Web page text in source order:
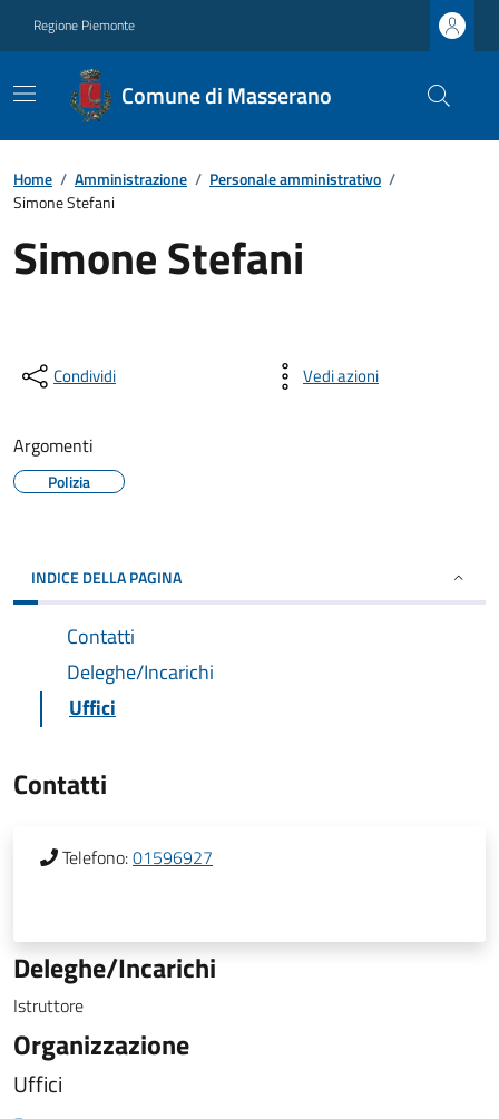
Regione Piemonte
Comune di Masserano
Home / Amministrazione / Personale amministrativo /
Simone Stefani
Simone Stefani
Condividi Vedi azioni
Argomenti
Polizia
INDICE DELLA PAGINA
Contatti
Deleghe/Incarichi
Uffici
Contatti
Telefono:01596927
Deleghe/Incarichi
Istruttore
Organizzazione
Uffici